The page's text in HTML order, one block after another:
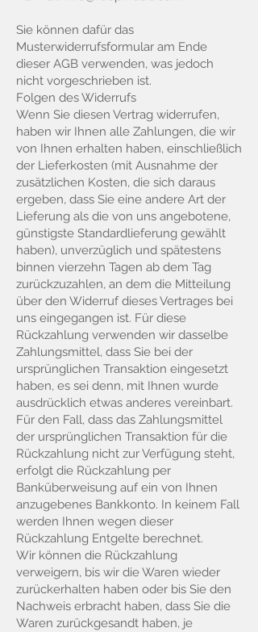
Sie können dafür das
Musterwiderrufsformular am Ende
dieser AGB verwenden, was jedoch
nicht vorgeschrieben ist.
Folgen des Widerrufs
Wenn Sie diesen Vertrag widerrufen,
haben wir Ihnen alle Zahlungen, die wir
von Ihnen erhalten haben, einschließlich
der Lieferkosten (mit Ausnahme der
zusätzlichen Kosten, die sich daraus
ergeben, dass Sie eine andere Art der
Lieferung als die von uns angebotene,
günstigste Standardlieferung gewählt
haben), unverzüglich und spätestens
binnen vierzehn Tagen ab dem Tag
zurückzuzahlen, an dem die Mitteilung
über den Widerruf dieses Vertrages bei
uns eingegangen ist. Für diese
Rückzahlung verwenden wir dasselbe
Zahlungsmittel, dass Sie bei der
ursprünglichen Transaktion eingesetzt
haben, es sei denn, mit Ihnen wurde
ausdrücklich etwas anderes vereinbart.
Für den Fall, dass das Zahlungsmittel
der ursprünglichen Transaktion für die
Rückzahlung nicht zur Verfügung steht,
erfolgt die Rückzahlung per
Banküberweisung auf ein von Ihnen
anzugebenes Bankkonto. In keinem Fall
werden Ihnen wegen dieser
Rückzahlung Entgelte berechnet.
Wir können die Rückzahlung
verweigern, bis wir die Waren wieder
zurückerhalten haben oder bis Sie den
Nachweis erbracht haben, dass Sie die
Waren zurückgesandt haben, je